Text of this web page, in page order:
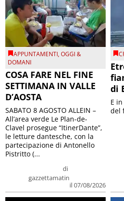
APPUNTAMENTI,OGGI &
DOMANI
COSA FARE NEL FINE
SETTIMANA IN VALLE
D’AOSTA
di
gazzettamatin
il 07/08/2026
SABATO 8 AGOSTO ALLEIN –
All’area verde Le Plan-de-
Clavel prosegue “ItinerDante”,
le letture dantesche, con la
partecipazione di Antonello
Pistritto (...
di
E
del